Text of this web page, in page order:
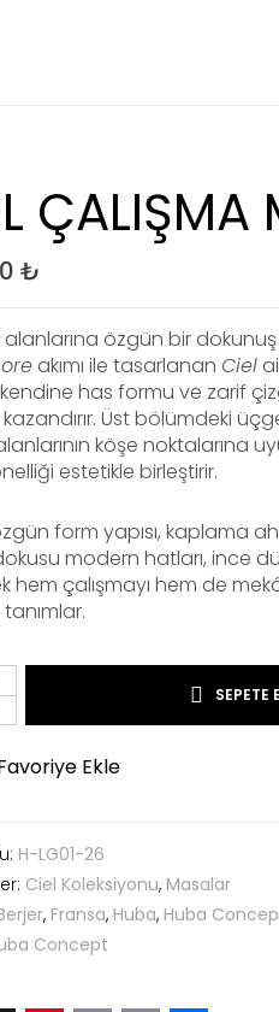
ÇALIŞMA
₺
alanlarına özgün bir
akımı ile tasarlanan Ciel
kendine has formu ve zarif
Üst bölümdeki
köşe noktalarına
estetikle birleştirir.
form yapısı, kaplama
modern hatları, ince
hem çalışmayı hem de
SEPETE
Ekle
H-LG01-26
Ciel Koleksiyonu, Masalar
, Fransa, Huba, Huba
Concept